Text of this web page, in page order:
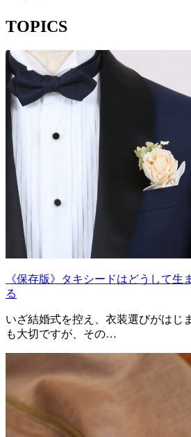
TOPICS
《保存版》タキシードはどうして生
る
いざ結婚式を控え、衣装選びがはじ
も大切ですが、その…